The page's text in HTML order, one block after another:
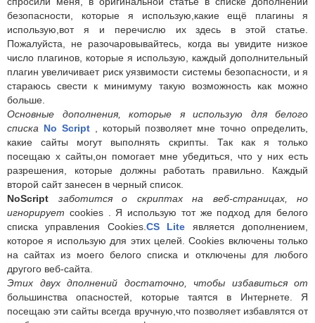
безопасности, которые я использую,какие ещё плагины я
использую,вот я и перечислю их здесь в этой статье.
Пожалуйста, не разочаровывайтесь, когда вы увидите низкое
число плагинов, которые я использую, каждый дополнительный
плагин увеличивает риск уязвимости системы безопасности, и я
стараюсь свести к минимуму такую возможность как можно
больше.
Основные дополнения, которые я использую для белого
списка No Script
, который позволяет мне точно определить,
какие сайты могут выполнять скрипты. Так как я только
посещаю х сайты,он помогает мне убедиться, что у них есть
разрешения, которые должны работать правильно. Каждый
второй сайт занесен в черный список.
NoScript
заботится о скриптах на веб-страницах, но
игнорирует cookies . Я использую тот же подход для белого
списка управления Cookies. CS Lite является дополнением,
которое я использую для этих целей. Cookies включены только
на сайтах из моего белого списка и отключены для любого
другого веб-сайта.
Этих двух дполнений достаточно, чтобы избавиться от
большинства опасностей, которые таятся в Интернете. Я
посещаю эти сайты всегда вручную,что позволяет избавлятся от